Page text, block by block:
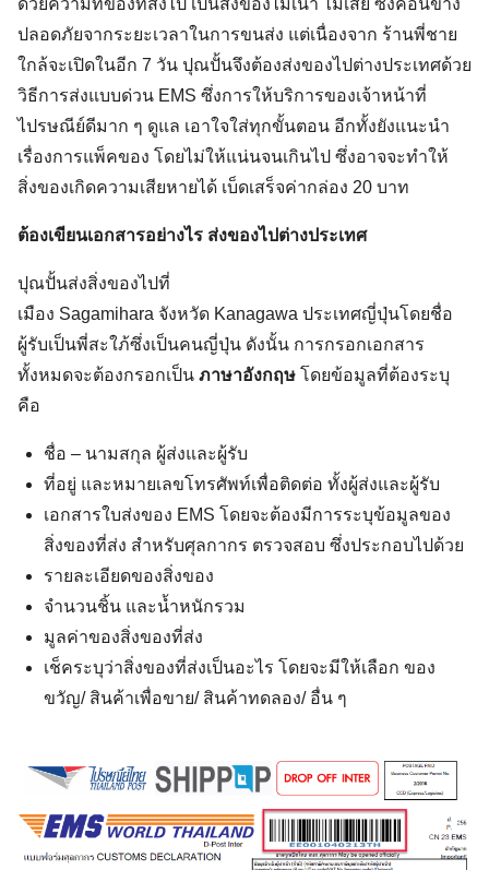
ด้วยความที่ของที่ส่งไป เป็นสิ่งของไม่เน่า ไม่เสีย ซึ่งค่อนข้าง
ปลอดภัยจากระยะเวลาในการขนส่ง แต่เนื่องจาก ร้านพี่ชาย
ใกล้จะเปิดในอีก 7 วัน ปุณปั้นจึงต้องส่งของไปต่างประเทศด้วย
วิธีการส่งแบบด่วน EMS ซึ่งการให้บริการของเจ้าหน้าที่
ไปรษณีย์ดีมาก ๆ ดูแล เอาใจใส่ทุกขั้นตอน อีกทั้งยังแนะนำ
เรื่องการแพ็คของ โดยไม่ให้แน่นจนเกินไป ซึ่งอาจจะทำให้
สิ่งของเกิดความเสียหายได้ เบ็ดเสร็จค่ากล่อง 20 บาท
ต้องเขียนเอกสารอย่างไร ส่งของไปต่างประเทศ
ปุณปั้นส่งสิ่งของไปที่
เมือง Sagamihara จังหวัด Kanagawa ประเทศญี่ปุ่นโดยชื่อ
ผู้รับเป็นพี่สะใภ้ซึ่งเป็นคนญี่ปุ่น ดังนั้น การกรอกเอกสาร
ทั้งหมดจะต้องกรอกเป็น ภาษาอังกฤษ โดยข้อมูลที่ต้องระบุ
คือ
ชื่อ – นามสกุล ผู้ส่งและผู้รับ
ที่อยู่ และหมายเลขโทรศัพท์เพื่อติดต่อ ทั้งผู้ส่งและผู้รับ
เอกสารใบส่งของ EMS โดยจะต้องมีการระบุข้อมูลของ
สิ่งของที่ส่ง สำหรับศุลกากร ตรวจสอบ ซึ่งประกอบไปด้วย
รายละเอียดของสิ่งของ
จำนวนชิ้น และน้ำหนักรวม
มูลค่าของสิ่งของที่ส่ง
เช็คระบุว่าสิ่งของที่ส่งเป็นอะไร โดยจะมีให้เลือก ของ
ขวัญ/ สินค้าเพื่อขาย/ สินค้าทดลอง/ อื่น ๆ